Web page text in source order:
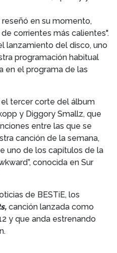
reseñó en su momento,
corrientes más calientes".
lanzamiento del disco, uno
programación habitual
en el programa de las
el tercer corte del álbum
y Diggory Smallz, que
entre las que se
canción de la semana,
uno de los capítulos de la
conocida en Sur
de BESTiE, los
canción lanzada como
y que anda estrenando